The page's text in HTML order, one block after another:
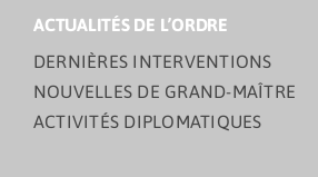
ACTUALITÉS DE L’ORDRE
DERNIÈRES INTERVENTIONS
NOUVELLES DE GRAND-MAÎTRE
ACTIVITÉS DIPLOMATIQUES